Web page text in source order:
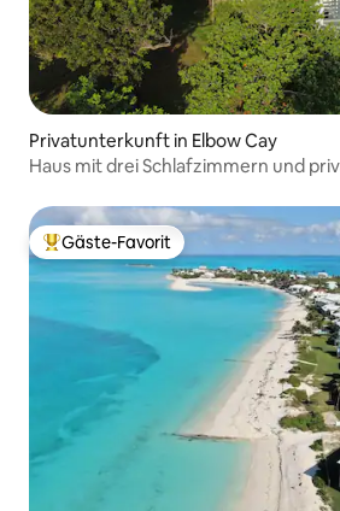
Privatunterkunft in Elbow Cay
Haus mit drei Schlafzimmern und
Beliebter Gäste-Favorit.
Gäste-Favorit